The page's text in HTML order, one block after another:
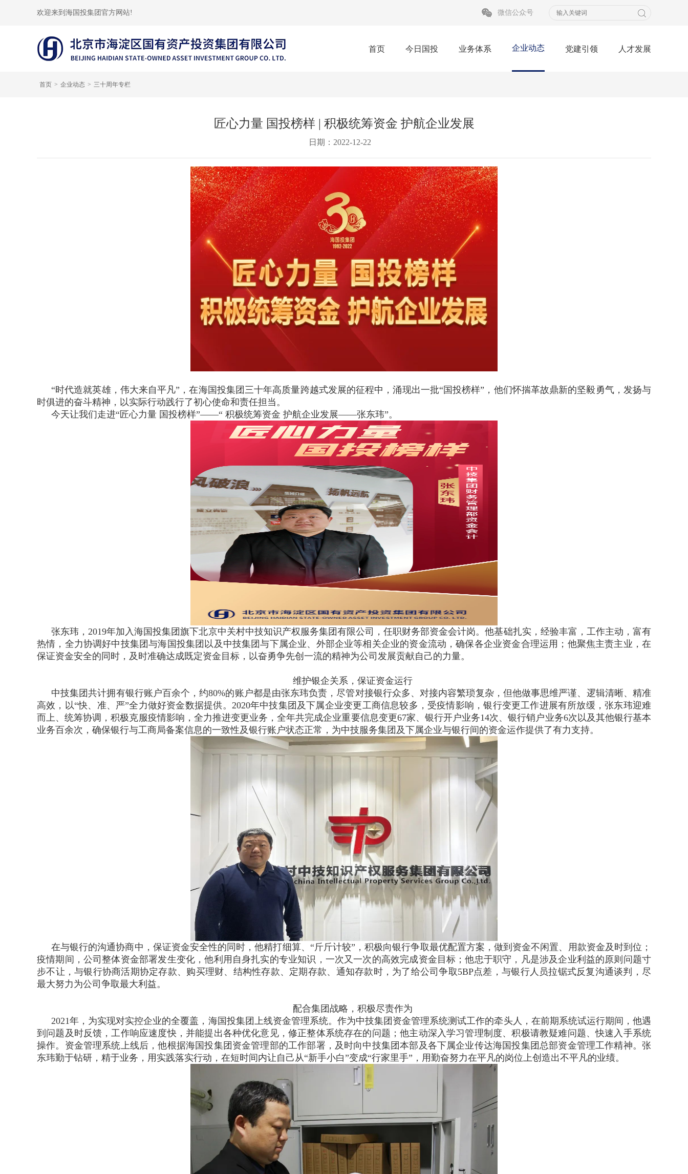
欢迎来到海国投集团官方网站! 微信公众号
首页 今日国投 业务体系 企业动态 党建引领 人才发展
首页 企业动态 三十周年专栏
匠心力量 国投榜样 | 积极统筹资金 护航企业发展
日期：2022-12-22
“时代造就英雄，伟大来自平凡”，在海国投集团三十年高质量跨越式发展的征程中，涌现出一批“国投榜样”，他们怀揣革故鼎新的坚毅勇气，发扬与
时俱进的奋斗精神，以实际行动践行了初心使命和责任担当。
今天让我们走进“匠心力量 国投榜样”——“ 积极统筹资金 护航企业发展——张东玮”。
张东玮，2019年加入海国投集团旗下北京中关村中技知识产权服务集团有限公司，任职财务部资金会计岗。他基础扎实，经验丰富，工作主动，富有
热情，全力协调好中技集团与海国投集团以及中技集团与下属企业、外部企业等相关企业的资金流动，确保各企业资金合理运用；他聚焦主责主业，在
保证资金安全的同时，及时准确达成既定资金目标，以奋勇争先创一流的精神为公司发展贡献自己的力量。
维护银企关系，保证资金运行
中技集团共计拥有银行账户百余个，约80%的账户都是由张东玮负责，尽管对接银行众多、对接内容繁琐复杂，但他做事思维严谨、逻辑清晰、精准
高效，以“快、准、严”全力做好资金数据提供。2020年中技集团及下属企业变更工商信息较多，受疫情影响，银行变更工作进展有所放缓，张东玮迎难
而上、统筹协调，积极克服疫情影响，全力推进变更业务，全年共完成企业重要信息变更67家、银行开户业务14次、银行销户业务6次以及其他银行基本
业务百余次，确保银行与工商局备案信息的一致性及银行账户状态正常，为中技服务集团及下属企业与银行间的资金运作提供了有力支持。
在与银行的沟通协商中，保证资金安全性的同时，他精打细算、“斤斤计较”，积极向银行争取最优配置方案，做到资金不闲置、用款资金及时到位；
疫情期间，公司整体资金部署发生变化，他利用自身扎实的专业知识，一次又一次的高效完成资金目标；他忠于职守，凡是涉及企业利益的原则问题寸
步不让，与银行协商活期协定存款、购买理财、结构性存款、定期存款、通知存款时，为了给公司争取5BP点差，与银行人员拉锯式反复沟通谈判，尽
最大努力为公司争取最大利益。
配合集团战略，积极尽责作为
2021年，为实现对实控企业的全覆盖，海国投集团上线资金管理系统。作为中技集团资金管理系统测试工作的牵头人，在前期系统试运行期间，他遇
到问题及时反馈，工作响应速度快，并能提出各种优化意见，修正整体系统存在的问题；他主动深入学习管理制度、积极请教疑难问题、快速入手系统
操作。资金管理系统上线后，他根据海国投集团资金管理部的工作部署，及时向中技集团本部及各下属企业传达海国投集团总部资金管理工作精神。张
东玮勤于钻研，精于业务，用实践落实行动，在短时间内让自己从“新手小白”变成“行家里手”，用勤奋努力在平凡的岗位上创造出不平凡的业绩。